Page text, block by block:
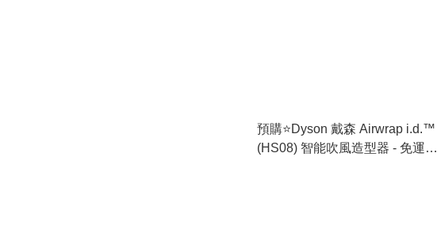
預購⭐️Dyson 戴森 Airwrap i.d.™
(HS08) 智能吹風造型器 - 免運費